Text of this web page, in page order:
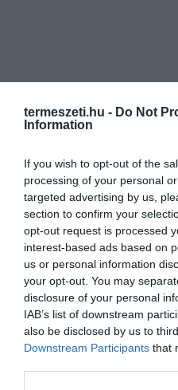
termeszeti.hu - Do Not
Information
If you wish to opt-out of the
processing of your personal
targeted advertising by us,
section to confirm your
opt-out request is processed
interest-based ads based on
us or personal information
your opt-out. You may
disclosure of your personal
IAB’s list of downstream
also be disclosed by us to
Downstream Participants that